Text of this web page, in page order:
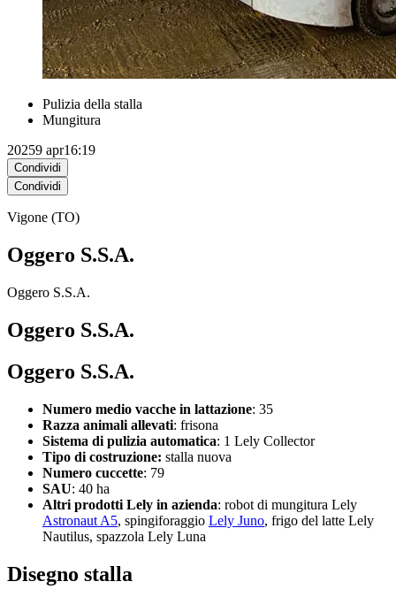
Pulizia della stalla
Mungitura
20259 apr16:19
Condividi
Condividi
Vigone (TO)
Oggero S.S.A.
Oggero S.S.A.
Oggero S.S.A.
Oggero S.S.A.
Numero medio vacche in lattazione: 35
Razza animali allevati: frisona
Sistema di pulizia automatica: 1 Lely Collector
Tipo di costruzione: stalla nuova
Numero cuccette: 79
SAU: 40 ha
Altri prodotti Lely in azienda: robot di mungitura Lely
Astronaut A5, spingiforaggio Lely Juno, frigo del latte Lely
Nautilus, spazzola Lely Luna
Disegno stalla